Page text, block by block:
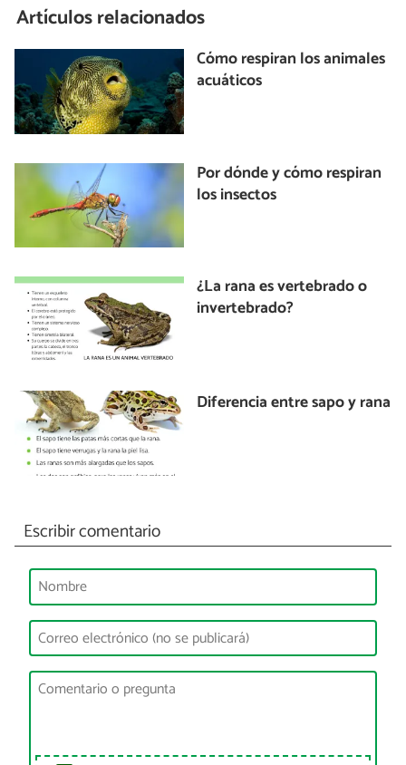
Artículos relacionados
Cómo respiran los animales
acuáticos
Por dónde y cómo respiran
los insectos
¿La rana es vertebrado o
invertebrado?
Diferencia entre sapo y rana
Escribir comentario